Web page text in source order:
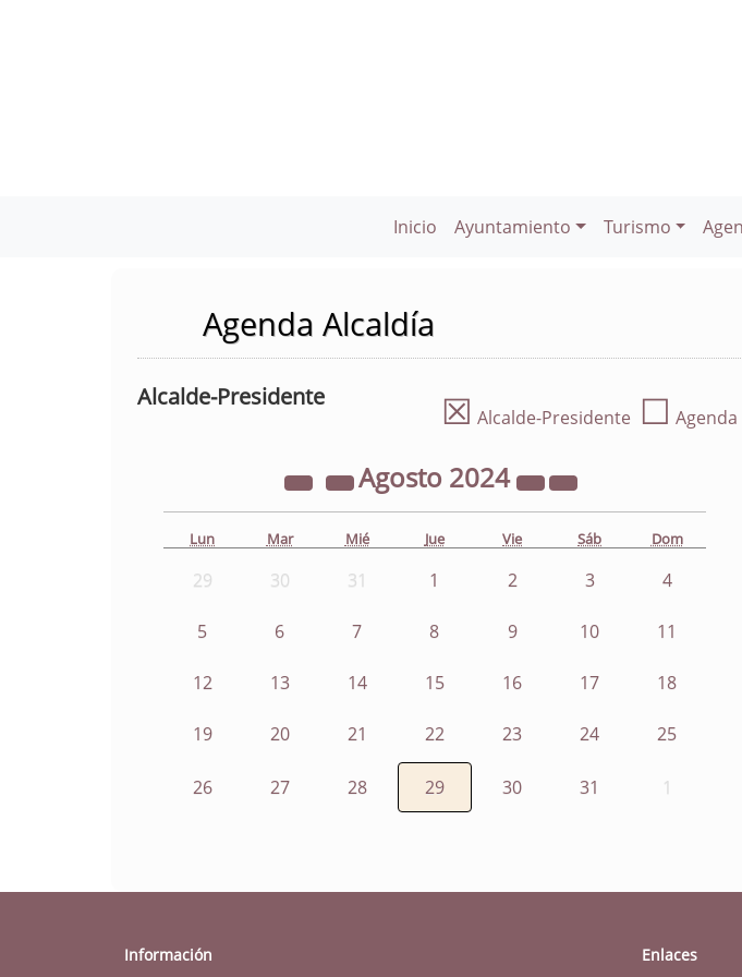
Inicio Ayuntamiento Turismo
Agenda Alcaldía
Alcalde-Presidente ☒ Alcalde-Presidente ☐
Agosto 2024
Lun Mar Mié Jue Vie Sáb Dom
29 30 31 1 2 3 4
5 6 7 8 9 10 11
12 13 14 15 16 17 18
19 20 21 22 23 24 25
26 27 28 29 30 31 1
Información Enlaces